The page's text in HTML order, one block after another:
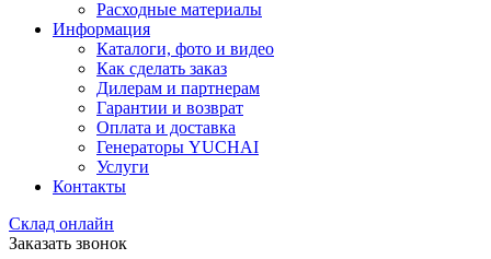
Расходные материалы
Информация
Каталоги, фото и видео
Как сделать заказ
Дилерам и партнерам
Гарантии и возврат
Оплата и доставка
Генераторы YUCHAI
Услуги
Контакты
Склад онлайн
Заказать звонок